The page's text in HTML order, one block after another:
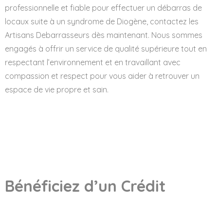
professionnelle et fiable pour effectuer un débarras de
locaux suite à un syndrome de Diogène, contactez les
Artisans Debarrasseurs dès maintenant. Nous sommes
engagés à offrir un service de qualité supérieure tout en
respectant l’environnement et en travaillant avec
compassion et respect pour vous aider à retrouver un
espace de vie propre et sain.
Bénéficiez d’un Crédit